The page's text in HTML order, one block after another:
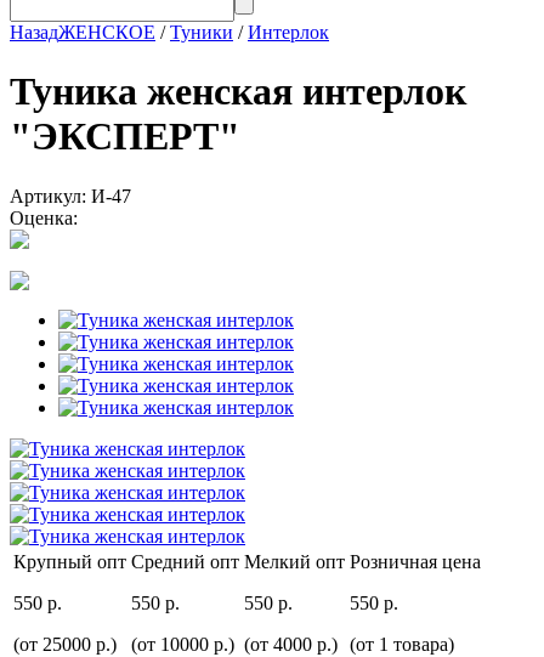
НазадЖЕНСКОЕ /Туники /Интерлок
Туника женская интерлок
"ЭКСПЕРТ"
Артикул: И-47
Оценка:
Крупный опт
550 р.
(от 25000 р.)
Средний опт
550 р.
(от 10000 р.)
Мелкий опт
550 р.
(от 4000 р.)
Розничная цена
550 р.
(от 1 товара)